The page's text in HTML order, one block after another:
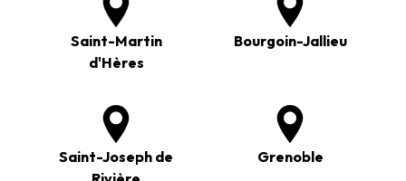
Saint-Martin
d'Hères
Bourgoin-Jallieu
Saint-Joseph de
Grenoble